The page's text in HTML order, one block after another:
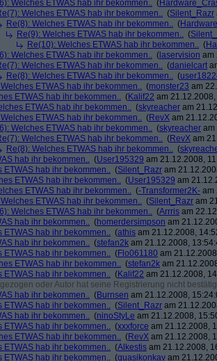
Welches ETWAS hab ihr bekommen.. (
Welches ETWAS hab ihr bekommen.. (Silent_Razr
Re(8): Welches ETWAS hab ihr bekommen.. (
Re(9): Welches ETWAS hab ihr bekommen.. (
Re(10): Welches ETWAS hab ihr bekommen.. (
Welches ETWAS hab ihr bekommen.. ( laservision am
Welches ETWAS hab ihr bekommen.. (danielcart
Re(8): Welches ETWAS hab ihr bekommen.. (
ETWAS hab ihr bekommen.. (monster23 am
ETWAS hab ihr bekommen.. (Kalif22 am
ETWAS hab ihr bekommen.. (skyreacher am
ETWAS hab ihr bekommen.. (RevX am
Welches ETWAS hab ihr bekommen.. (skyreacher am
Welches ETWAS hab ihr bekommen.. (RevX am
Re(8): Welches ETWAS hab ihr bekommen.. (
hab ihr bekommen.. (User195329 am 21.12.2008,
ETWAS hab ihr bekommen.. (Silent_Razr am
ETWAS hab ihr bekommen.. (User195329 am
ETWAS hab ihr bekommen.. (-Transformer2K- am
ETWAS hab ihr bekommen.. (Silent_Razr am
Welches ETWAS hab ihr bekommen.. (Arrris am
hab ihr bekommen.. (homerdersimpson am
ETWAS hab ihr bekommen.. (athis am 21.12.2008,
hab ihr bekommen.. (stefan2k am 21.12.2008,
ETWAS hab ihr bekommen.. (Flo061180 am
ETWAS hab ihr bekommen.. (stefan2k am
ETWAS hab ihr bekommen.. (Kalif22 am 21.12.2008,
oder Autor hat seine Registrierung nicht
hab ihr bekommen.. (Burnsen am 21.12.2008,
ETWAS hab ihr bekommen.. (Silent_Razr am
hab ihr bekommen.. (ninoStyLe am 21.12.2008,
ETWAS hab ihr bekommen.. (xxxforce am 21.12.2008,
ETWAS hab ihr bekommen.. (RevX am 21.12.2008,
ETWAS hab ihr bekommen.. (Alkestis am 21.12.2008,
ETWAS hab ihr bekommen.. (quasikonkav am